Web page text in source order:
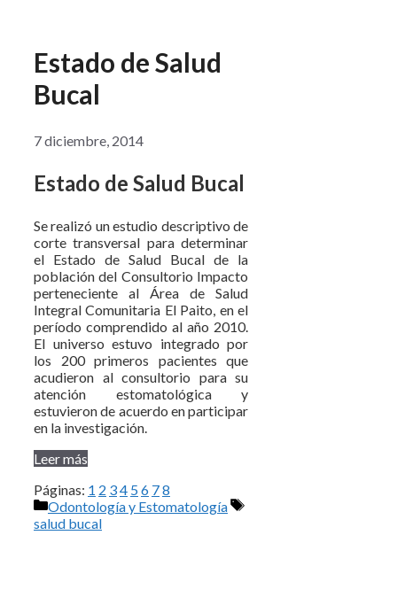
Estado de Salud
Bucal
7 diciembre, 2014
Estado de Salud Bucal
Se realizó un estudio descriptivo de
corte transversal para determinar
el Estado de Salud Bucal de la
población del Consultorio Impacto
perteneciente al Área de Salud
Integral Comunitaria El Paito, en el
período comprendido al año 2010.
El universo estuvo integrado por
los 200 primeros pacientes que
acudieron al consultorio para su
atención estomatológica y
estuvieron de acuerdo en participar
en la investigación.
Leer más
Páginas: 1 2 34 56 78
Categorías
Odontología y Estomatología
Etiquetas
salud bucal